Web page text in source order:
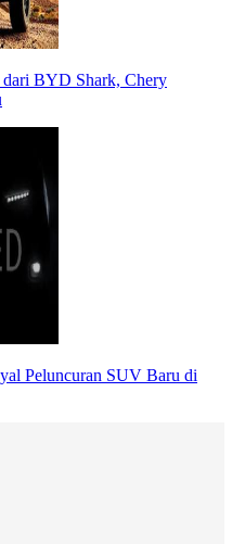
BYD Shark, Chery
Peluncuran SUV Baru di